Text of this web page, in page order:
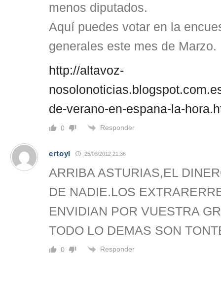
menos diputados.
Aquí puedes votar en la
generales este mes de Marzo.
http://altavoz-
de-verano-en-espana-la-
0 Responder
ertoyl 25/03/2012 21:36
ARRIBA ASTURIAS,EL
DE NADIE.LOS
ENVIDIAN POR VUESTRA
TODO LO DEMAS SON
0 Responder